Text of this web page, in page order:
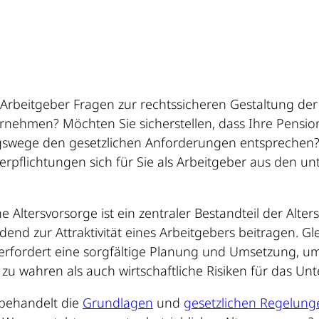
Fragen zur rechtssicheren Gestaltung
Möchten Sie sicherstellen, dass Ihre
den gesetzlichen Anforderungen
sich für Sie als Arbeitgeber aus den
Altersvorsorge ist ein zentraler Bestandteil der
zur Attraktivität eines Arbeitgebers beitragen.
eine sorgfältige Planung und Umsetzung,
wahren als auch wirtschaftliche Risiken für das
die Grundlagen und gesetzlichen